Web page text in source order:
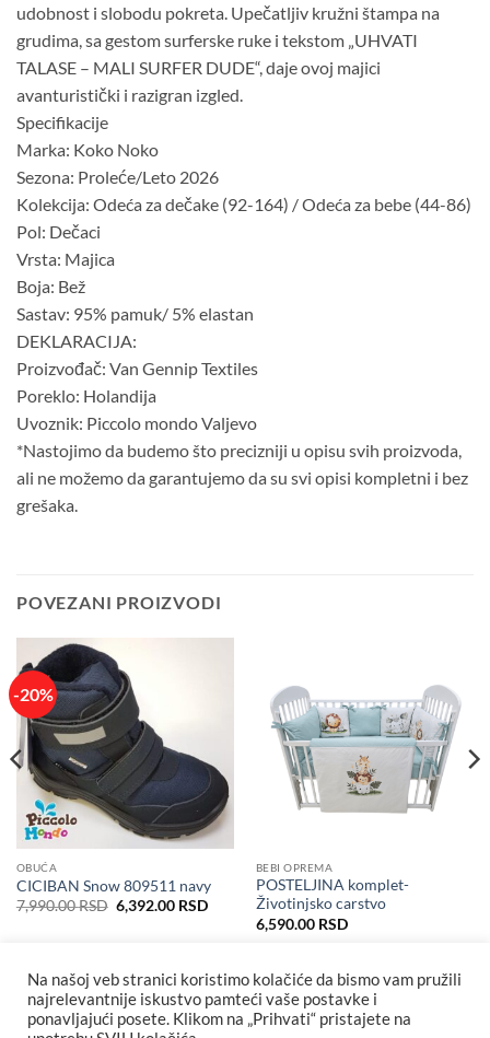
udobnost i slobodu pokreta. Upečatljiv kružni štampa na
grudima, sa gestom surferske ruke i tekstom „UHVATI
TALASE – MALI SURFER DUDE“, daje ovoj majici
avanturistički i razigran izgled.
Specifikacije
Marka: Koko Noko
Sezona: Proleće/Leto 2026
Kolekcija: Odeća za dečake (92-164) / Odeća za bebe (44-86)
Pol: Dečaci
Vrsta: Majica
Boja: Bež
Sastav: 95% pamuk/ 5% elastan
DEKLARACIJA:
Proizvođač: Van Gennip Textiles
Poreklo: Holandija
Uvoznik: Piccolo mondo Valjevo
*Nastojimo da budemo što precizniji u opisu svih proizvoda,
ali ne možemo da garantujemo da su svi opisi kompletni i bez
grešaka.
POVEZANI PROIZVODI
-20%
OBUĆA
CICIBAN Snow 809511 navy
7,990.00RSD Originalna
cena
6,392.00 RSDTrenutna
BEBI OPREMA
POSTELJINA komplet-
Životinjsko carstvo
6,590.00 RSD
Na našoj veb stranici koristimo kolačiće da bismo vam pružili
najrelevantnije iskustvo pamteći vaše postavke i
ponavljajući posete. Klikom na „Prihvati“ pristajete na